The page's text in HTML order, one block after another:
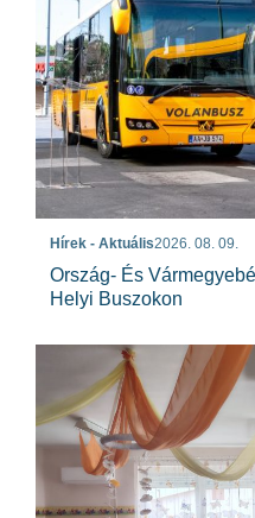
Hírek - Aktuális2026. 08. 09.
Ország- És
Helyi Buszokon